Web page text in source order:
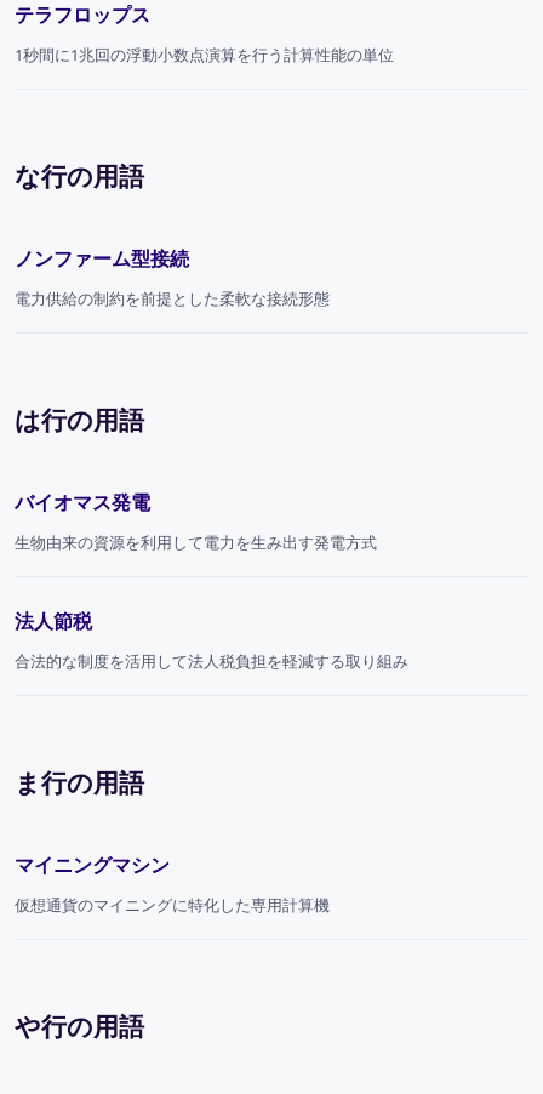
テラフロップス
1秒間に1兆回の浮動小数点演算を行う計算性能の単位
な行の用語
ノンファーム型接続
電力供給の制約を前提とした柔軟な接続形態
は行の用語
バイオマス発電
生物由来の資源を利用して電力を生み出す発電方式
法人節税
合法的な制度を活用して法人税負担を軽減する取り組み
ま行の用語
マイニングマシン
仮想通貨のマイニングに特化した専用計算機
や行の用語